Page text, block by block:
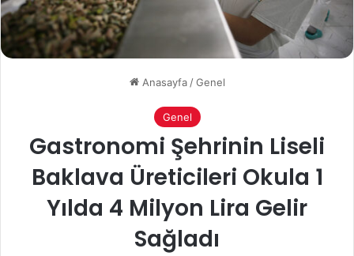
Anasayfa / Genel
Genel
Gastronomi Şehrinin Liseli
Baklava Üreticileri Okula 1
Yılda 4 Milyon Lira Gelir
Sağladı